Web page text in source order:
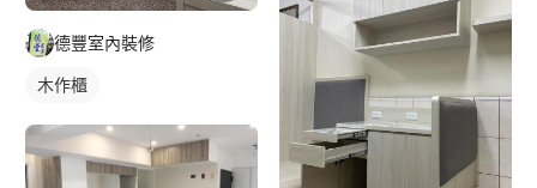
德豐室內裝修
木作櫃